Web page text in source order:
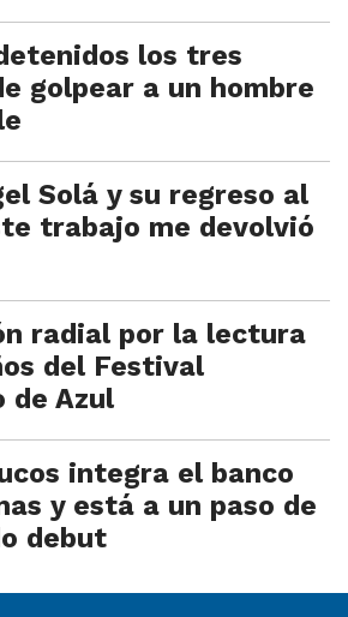
los tres
golpear a un hombre
Solá y su regreso al
trabajo me devolvió
radial por la lectura
del Festival
de Azul
integra el banco
y está a un paso de
debut